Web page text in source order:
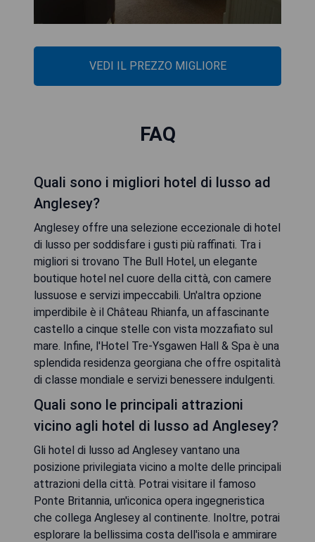
VEDI IL PREZZO MIGLIORE
FAQ
Quali sono i migliori hotel di lusso ad
Anglesey?
Anglesey offre una selezione eccezionale di hotel
di lusso per soddisfare i gusti più raffinati. Tra i
migliori si trovano The Bull Hotel, un elegante
boutique hotel nel cuore della città, con camere
lussuose e servizi impeccabili. Un'altra opzione
imperdibile è il Château Rhianfa, un affascinante
castello a cinque stelle con vista mozzafiato sul
mare. Infine, l'Hotel Tre-Ysgawen Hall & Spa è una
splendida residenza georgiana che offre ospitalità
di classe mondiale e servizi benessere indulgenti.
Quali sono le principali attrazioni
vicino agli hotel di lusso ad Anglesey?
Gli hotel di lusso ad Anglesey vantano una
posizione privilegiata vicino a molte delle principali
attrazioni della città. Potrai visitare il famoso
Ponte Britannia, un'iconica opera ingegneristica
che collega Anglesey al continente. Inoltre, potrai
esplorare la bellissima costa dell'isola e ammirare